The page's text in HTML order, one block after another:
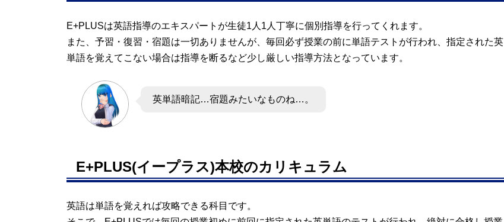
E+PLUSは英語指導のエキスパートが生徒1人1人丁寧に個別指導を行ってくれます。
また、予習・復習・宿題は一切ありませんが、毎回必ず授業の前に単語テストが行われ、指定された英
単語を覚えてこない場合は指導を断るなど少し厳しい指導方法となっています。
英単語暗記…宿題みたいなものね…。
E+PLUS(イープラス)本校のカリキュラム
英語は単語を覚えれば攻略できる科目です。